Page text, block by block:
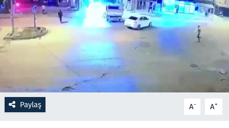
Paylaş A- A+
Ramazan
Resmi İlanlar
Rüya Tabirleri
Sağlık
Savunma Sanayi